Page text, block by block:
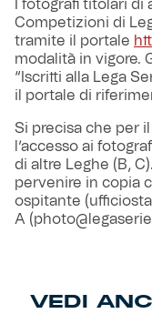
I fotografi titolari di
Competizioni di
tramite il portale
modalità in vigore.
“Iscritti alla Lega
il portale di
Si precisa che per
l’accesso ai
di altre Leghe (B,
pervenire in copia
ospitante
A
VEDI